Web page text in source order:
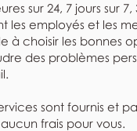
sur 24, 7 jours sur
les employés et les
à choisir les bonnes
des problèmes
sont fournis et
frais pour vous.